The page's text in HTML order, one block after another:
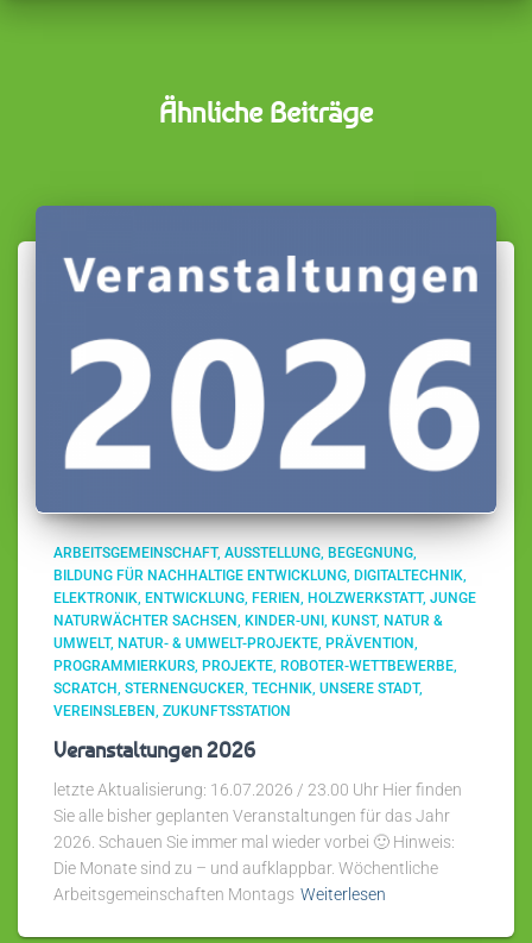
Ähnliche Beiträge
ARBEITSGEMEINSCHAFT AUSSTELLUNG BEGEGNUNG
BILDUNG FÜR NACHHALTIGE ENTWICKLUNG DIGITALTECHNIK
ELEKTRONIK ENTWICKLUNG FERIEN HOLZWERKSTATT JUNGE
NATURWÄCHTER SACHSEN
KINDER-UNI KUNST NATUR &
UMWELT NATUR- & UMWELT-PROJEKTE PRÄVENTION
PROGRAMMIERKURS PROJEKTE ROBOTER-WETTBEWERBE
SCRATCH STERNENGUCKER TECHNIK UNSERE STADT
VEREINSLEBEN ZUKUNFTSSTATION
Veranstaltungen 2026
letzte Aktualisierung: 16.07.2026 / 23.00 Uhr Hier finden
Sie alle bisher geplanten Veranstaltungen für das Jahr
2026. Schauen Sie immer mal wieder vorbei 🙂 Hinweis:
Die Monate sind zu – und aufklappbar. Wöchentliche
Arbeitsgemeinschaften Montags Weiterlesen